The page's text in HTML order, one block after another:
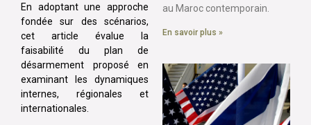
En adoptant une approche
fondée sur des scénarios,
cet article évalue la
faisabilité du plan de
désarmement proposé en
examinant les dynamiques
internes, régionales et
internationales.
au Maroc contemporain.
En savoir plus »